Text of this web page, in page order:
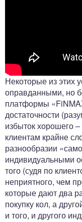
Некоторые из этих
оправданными, но
платформы
достаточности
избыток хорошего
клиентам крайне
разнообразии
индивидуальными
того (судя по
неприятного, чем
которые дают два
покупку кол, а
и того, и другого